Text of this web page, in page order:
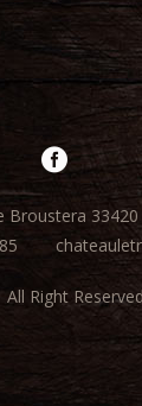
Broustera
Right Reserved